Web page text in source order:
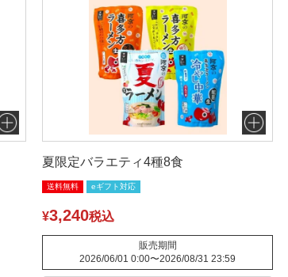
夏限定バラエティ4種8食
送料無料 eギフト対応
¥3,240税込
販売期間
2026/06/01 0:00〜2026/08/31 23:59